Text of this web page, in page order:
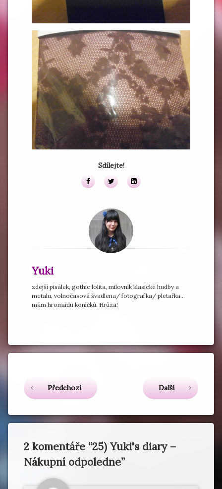
Sdílejte!
FacebookTwitterLinkedIn
Yuki
zdejší pisálek, gothic lolita, milovník klasické hudby a
metalu, volnočasová švadlena/ fotografka/ pletařka...
mám hromadu koníčků. Hrůza!
Předchozí Další
2 komentáře “25) Yuki's diary –
Nákupní odpoledne”